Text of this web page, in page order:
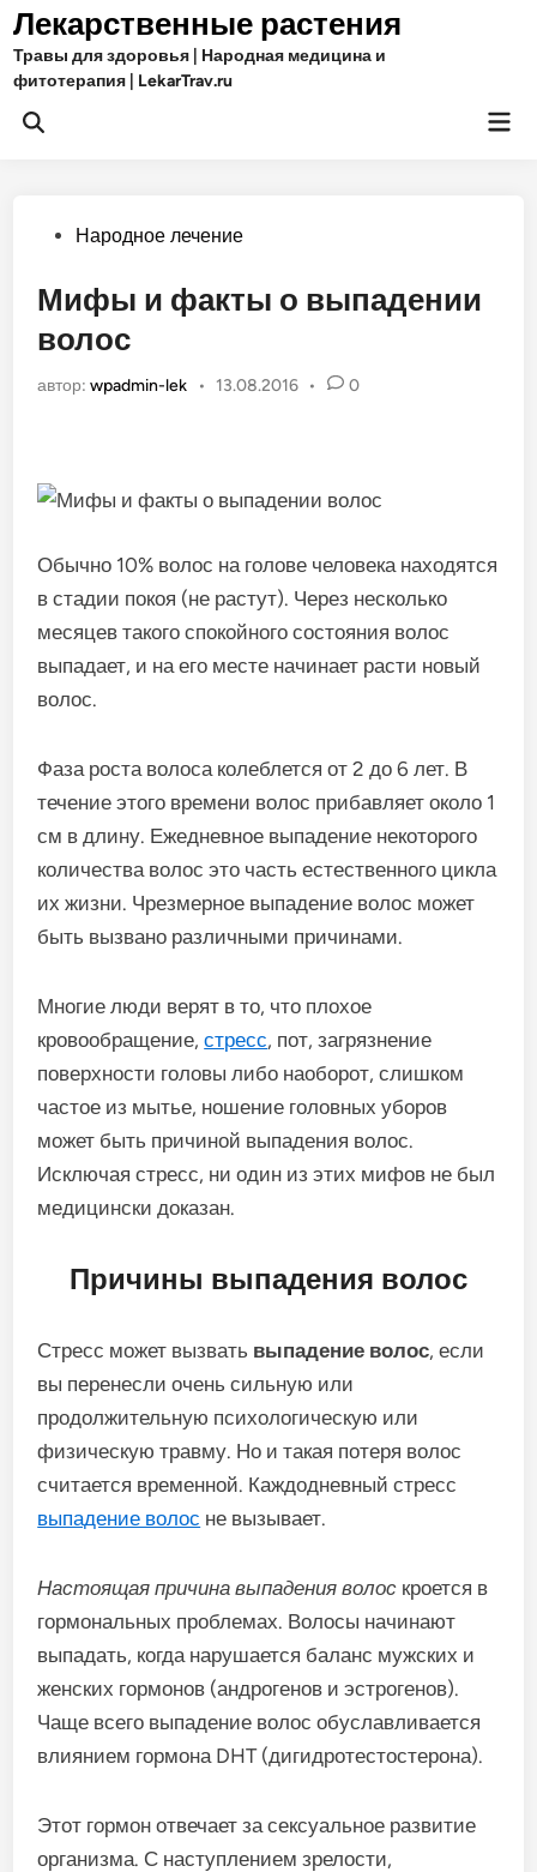
Перейти
содержимому
Лекарственные растения
Травы для здоровья | Народная медицина и
фитотерапия | LekarTrav.ru
Открыть
Опубликовано
Народное лечение
Мифы и факты о выпадении
волос
автор:wpadmin-lek • 13.08.2016 • 0
Обычно 10% волос на голове человека находятся
в стадии покоя (не растут). Через несколько
месяцев такого спокойного состояния волос
выпадает, и на его месте начинает расти новый
волос.
Фаза роста волоса колеблется от 2 до 6 лет. В
течение этого времени волос прибавляет около 1
см в длину. Ежедневное выпадение некоторого
количества волос это часть естественного цикла
их жизни. Чрезмерное выпадение волос может
быть вызвано различными причинами.
Многие люди верят в то, что плохое
кровообращение,стресс, пот, загрязнение
поверхности головы либо наоборот, слишком
частое из мытье, ношение головных уборов
может быть причиной выпадения волос.
Исключая стресс, ни один из этих мифов не был
медицински доказан.
Причины выпадения волос
Стресс может вызвать выпадение волос, если
вы перенесли очень сильную или
продолжительную психологическую или
физическую травму. Но и такая потеря волос
считается временной. Каждодневный стресс
выпадение волос не вызывает.
Настоящая причина выпадения волос кроется в
гормональных проблемах. Волосы начинают
выпадать, когда нарушается баланс мужских и
женских гормонов (андрогенов и эстрогенов).
Чаще всего выпадение волос обуславливается
влиянием гормона DHT (дигидротестостерона).
Этот гормон отвечает за сексуальное развитие
организма. С наступлением зрелости,